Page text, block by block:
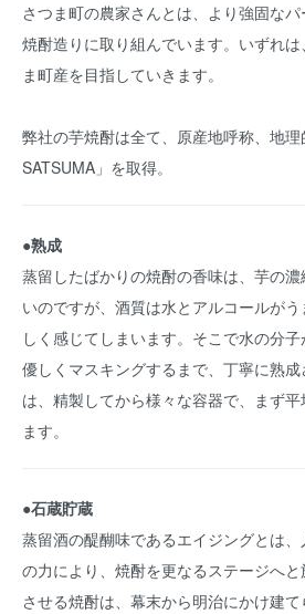
さつま町の農家さんとは、より強固なパ
焼酎造りに取り組んでいます。いずれ
ま町産を目指していきます。
弊社の芋焼酎は全て、原産地呼称、地
SATSUMA」を取得。
●熟成
蒸留したばかりの焼酎の香味は、芋の
いのですが、酒質は水とアルコールが
しく感じてしまいます。そこで水の分
優しくマスキングするまで、丁寧に熟
は、精製してから様々な容器で、まず
ます。
●石蔵貯蔵
蒸留酒の醍醐味であるエイジングとは
の力により、焼酎を更なるステージへ
させる焼酎は、幕末から明治にかけ建